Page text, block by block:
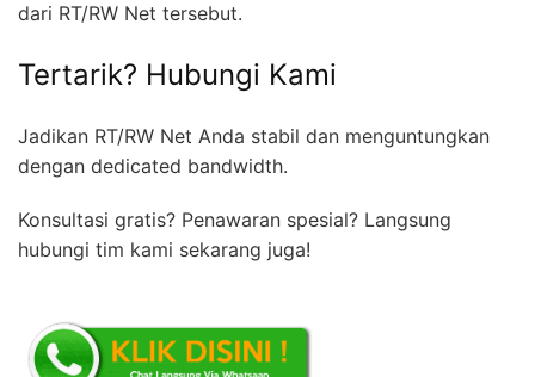
dari RT/RW Net tersebut.
Tertarik? Hubungi Kami
Jadikan RT/RW Net Anda stabil dan menguntungkan
dengan dedicated bandwidth.
Konsultasi gratis? Penawaran spesial? Langsung
hubungi tim kami sekarang juga!